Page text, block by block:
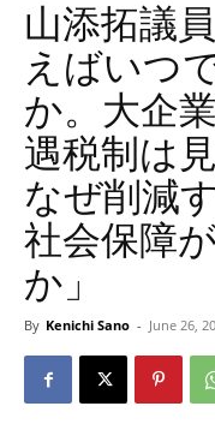
山添拓議
えばいつ
か。大企
遇税制は
なぜ削減
社会保障
か」
By Kenichi Sano - June 26,